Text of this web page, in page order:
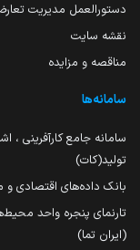
دستورالعمل مدیریت
نقشه سایت
مناقصه و مزایده
سامانه‌ها
سامانه جامع کارآفرینی ،
تولید(کات)
بانک داده‌های اقتصادی و
تارنمای پنجره واحد
(ایران تما)